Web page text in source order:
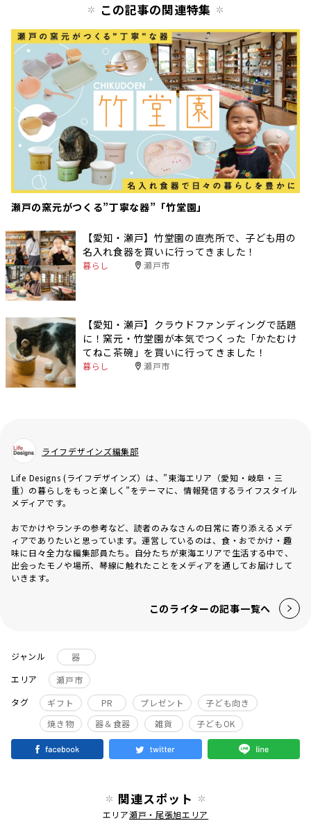
この記事の関連特集
瀬戸の窯元がつくる”丁寧な器”「竹堂園」
【愛知・瀬戸】竹堂園の直売所で、子ども用の
名入れ食器を買いに行ってきました！
暮らし 瀬戸市
【愛知・瀬戸】クラウドファンディングで話題
に！窯元・竹堂園が本気でつくった「かたむけ
てねこ茶碗」を買いに行ってきました！
暮らし 瀬戸市
ライフデザインズ編集部
Life Designs (ライフデザインズ）は、”東海エリア（愛知・岐阜・三
重）の暮らしをもっと楽しく”をテーマに、情報発信するライフスタイル
メディアです。
おでかけやランチの参考など、読者のみなさんの日常に寄り添えるメデ
ィアでありたいと思っています。運営しているのは、食・おでかけ・趣
味に日々全力な編集部員たち。自分たちが東海エリアで生活する中で、
出会ったモノや場所、琴線に触れたことをメディアを通してお届けして
いきます。
このライターの記事一覧へ
ジャンル
器
エリア
瀬戸市
タグ
ギフト PR プレゼント
子ども向き
焼き物
器＆食器 雑貨 子どもOK
関連スポット
エリア瀬戸・尾張旭エリア